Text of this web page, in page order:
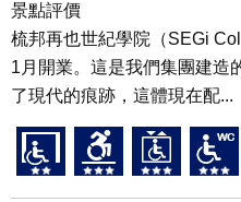
景點評價
梳邦再也世紀學院（SEGi
1月開業。這是我們集團建造
了現代的痕跡，這體現在配...